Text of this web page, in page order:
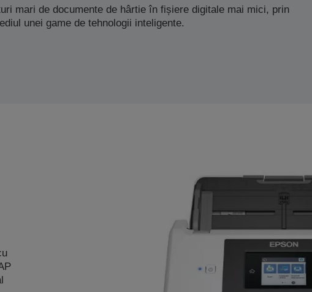
mari de documente de hârtie în fișiere digitale mai mici, prin
unei game de tehnologii inteligente.